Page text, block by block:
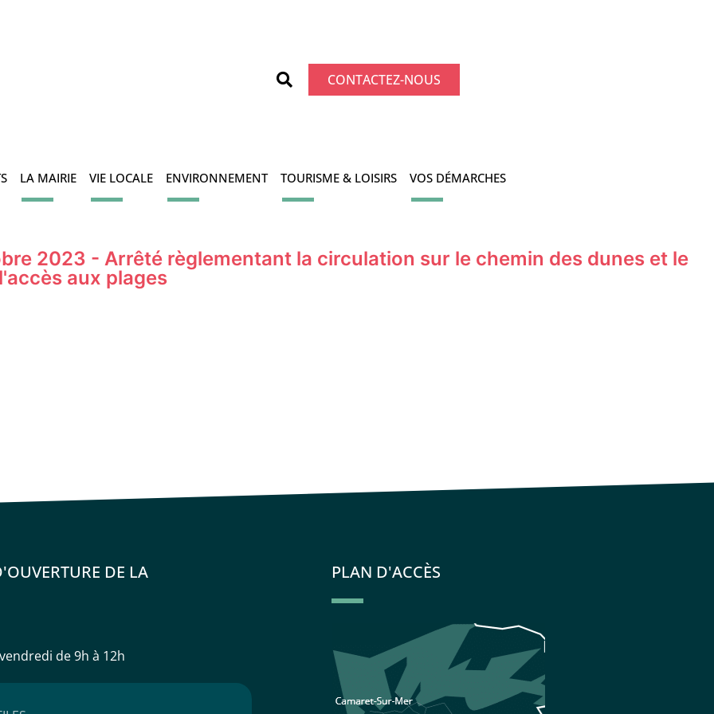
CONTACTEZ-NOUS
LA MAIRIE VIE LOCALE ENVIRONNEMENT TOURISME & LOISIRS VOS DÉMARCHES
2023 - Arrêté règlementant la circulation sur le chemin des dunes et le
aux plages
DE LA
de 9h à 12h
PLAN D'ACCÈS